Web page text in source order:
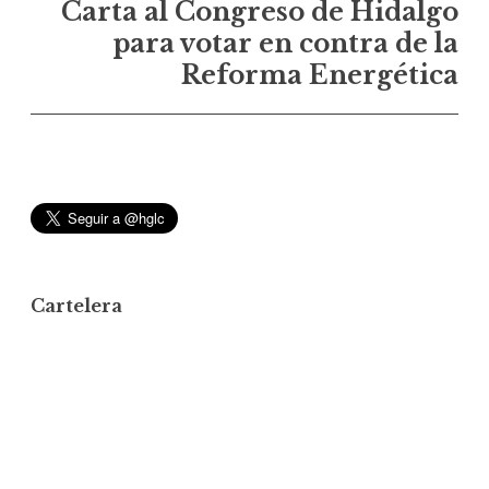
d
n
Carta al Congreso de Hidalgo
para votar en contra de la
Reforma Energética
Cartelera